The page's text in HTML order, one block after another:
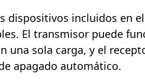
dispositivos incluidos en
El transmisor puede
una sola carga, y el
apagado automático.